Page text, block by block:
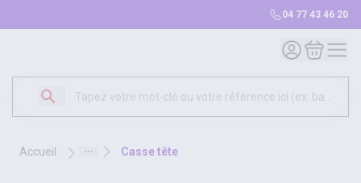
04 77 43 46 20
Mon compte
Mon
accueil casse tête